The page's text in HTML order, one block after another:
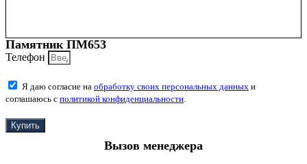
Памятник ПМ653
Телефон
Я даю согласие на обработку своих персональных данных и
соглашаюсь с политикой конфиденциальности.
Купить
Вызов менеджера